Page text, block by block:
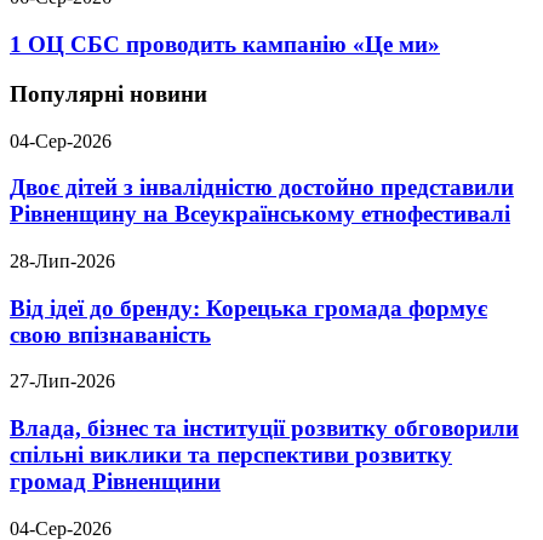
1 ОЦ СБС проводить кампанію «Це ми»
Популярні новини
04-Сер-2026
Двоє дітей з інвалідністю достойно представили
Рівненщину на Всеукраїнському етнофестивалі
28-Лип-2026
Від ідеї до бренду: Корецька громада формує
свою впізнаваність
27-Лип-2026
Влада, бізнес та інституції розвитку обговорили
спільні виклики та перспективи розвитку
громад Рівненщини
04-Сер-2026